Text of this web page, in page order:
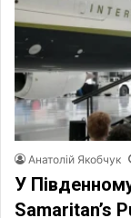
Анатолій Якобчук
У
Samaritan’s